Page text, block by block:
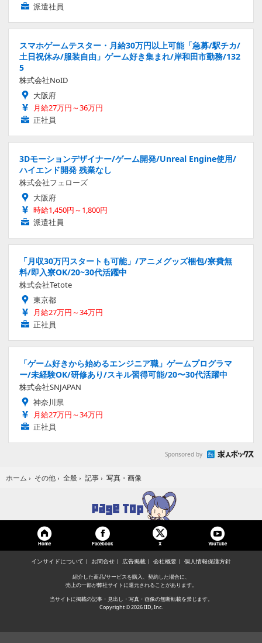
派遣社員
スマホゲームテスター・月給30万円以上可能「急募/駅チカ/
土日祝休み/服装自由」ゲーム好き集まれ/岸和田市勤務/132
5
株式会社NoID
大阪府
月給27万円～36万円
正社員
3Dモーションデザイナー/ゲーム開発/Unreal Engine使用/
ハイエンド開発 残業なし
株式会社フェローズ
大阪府
時給1,450円～1,800円
派遣社員
「月収30万円スタートも可能」/アニメグッズ梱包/寮費無
料/即入寮OK/20~30代活躍中
株式会社Tetote
東京都
月給27万円～34万円
正社員
「ゲーム好きから始めるエンジニア職」ゲームプログラマ
ー/未経験OK/研修あり/スキル習得可能/20〜30代活躍中
株式会社SNJAPAN
神奈川県
月給27万円～34万円
正社員
Sponsored by
ホーム › その他 › 全般 › 記事 › 写真・画像
Home Facebook X YouTube
インサイドについて お問合せ 広告掲載 会社概要 個人情報保護方針
紹介した商品/サービスを購入、契約した場合に、
売上の一部が弊社サイトに還元されることがあります。
当サイトに掲載の記事・見出し・写真・画像の無断転載を禁じます。
Copyright © 2026 IID, Inc.